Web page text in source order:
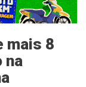
mais 8
na